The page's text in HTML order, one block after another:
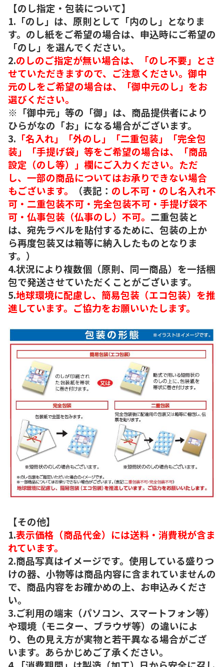
【のし指定・包装について】
1.「のし」は、原則として「内のし」となりま
す。のし紙をご希望の場合は、申込時にご希望の
「のし」を選んでください。
2.のしのご指定が無い場合は、「のし不要」とさ
せていただきますので、ご注意ください。御中
元のしをご希望の場合は、「御中元のし」をお
選びください。
※「御中元」等の「御」は、商品提供者により
ひらがなの「お」になる場合がございます。
3. 「名入れ」「外のし」「二重包装」「完全包
装」「手提げ袋」等をご希望の場合は、「商品
設定（のし等）」欄にご入力ください。ただ
し、一部の商品についてはお承りできない場合
もございます。
（表記： のし不可・のし名入れ不
可・二重包装不可・完全包装不可・手提げ袋不
可・仏事包装（仏事のし）不可。 二重包装と
は、宛先ラベルを貼付するために、包装の上か
ら再度包装又は箱等に納入したものとなりま
す。）
4.状況により複数個（原則、同一商品）を一括梱
包で発送させていただくことがございます。
5.地球環境に配慮し、簡易包装（エコ包装）を推
進しています。ご協力をお願いいたします。
【その他】
1.表示価格（商品代金）には送料・消費税が含ま
れています。
2.商品写真はイメージです。使用している盛りつ
けの器、小物等は商品内容に含まれていませんの
で、商品内容をお確かめの上、お申込みくださ
い。
3.ご利用の端末（パソコン、スマートフォン等）
や環境（モニター、ブラウザ等）の違いによ
り、色の見え方が実物と若干異なる場合がござ
います。あらかじめご了承ください。